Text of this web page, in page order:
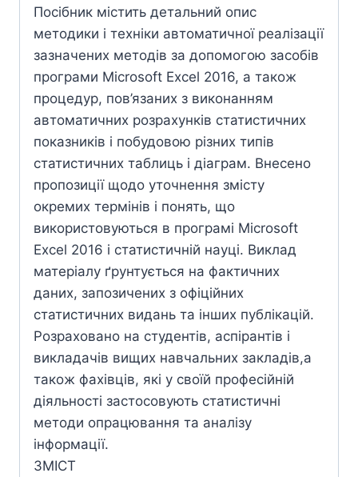
Посібник містить детальний опис
методики і техніки автоматичної реалізації
зазначених методів за допомогою засобів
програми Micrоsoft Excel 2016, а також
процедур, пов’язаних з виконанням
автоматичних розрахунків статистичних
показників і побудовою різних типів
статистичних таблиць і діаграм. Внесено
пропозиції щодо уточнення змісту
окремих термінів і понять, що
використовуються в програмі Micrоsoft
Excel 2016 і статистичній науці. Виклад
мате­ріалу ґрунтується на фактичних
даних, запозичених з офіційних
статистичних видань та інших публікацій.
Розраховано на студентів, аспірантів і
викладачів вищих навчальних закладів,а
також фахівців, які у своїй професійній
діяльності застосовують статистичні
методи опрацювання та аналізу
інформації.
ЗМІСТ